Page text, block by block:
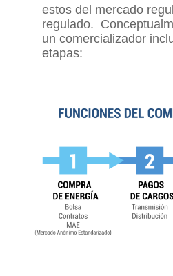
estos del mercado
regulado.
un comercializador
etapas: